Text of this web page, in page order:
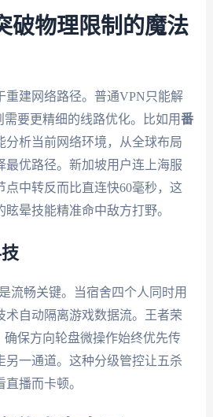
破物理限制的魔法
重建网络路径。普通VPN只能解
要更精细的线路优化。比如用番
分析当前网络环境，从全球布局
最优路径。新加坡用户连上海服
点中转反而比直连快60毫秒，这
晕技能精准命中敌方打野。
流畅关键。当宿舍四个人同时用
术自动隔离游戏数据流。王者荣
确保方向轮盘微操作始终优先传
另一通道。这种分级管控让五杀
播而卡顿。